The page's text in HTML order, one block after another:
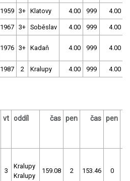
1959 3+ Klatovy 4.00 999 4.00
1967 3+ Soběslav 4.00 999 4.00
1976 3+ Kadaň 4.00 999 4.00
1987 2 Kralupy 4.00 999 4.00
vt oddíl čas pen čas pen
3
Kralupy
Kralupy
159.08 2 153.46 0